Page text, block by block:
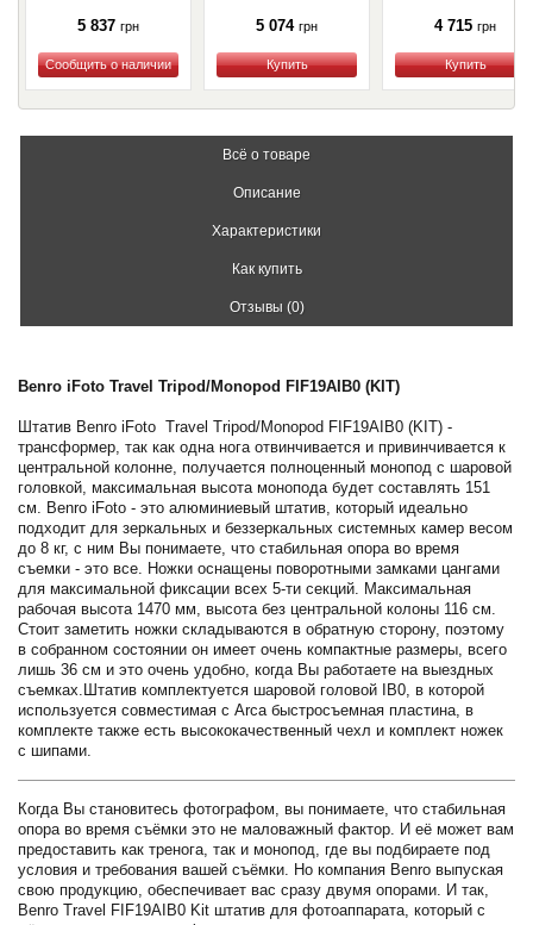
5 837 грн
Купить
5 074 грн
Купить
4 715 грн
Купить
Всё о товаре
Описание
Характеристики
Как купить
Отзывы (0)
Benro iFoto Travel Tripod/Monopod FIF19AIB0 (KIT)
Штатив Benro iFoto Travel Tripod/Monopod FIF19AIB0 (KIT) -
трансформер, так как одна нога отвинчивается и привинчивается к
центральной колонне, получается полноценный монопод с шаровой
головкой, максимальная высота монопода будет составлять 151
см. Benro iFoto - это алюминиевый штатив, который идеально
подходит для зеркальных и беззеркальных системных камер весом
до 8 кг, с ним Вы понимаете, что стабильная опора во время
съемки - это все. Ножки оснащены поворотными замками цангами
для максимальной фиксации всех 5-ти секций. Максимальная
рабочая высота 1470 мм, высота без центральной колоны 116 см.
Стоит заметить ножки складываются в обратную сторону, поэтому
в собранном состоянии он имеет очень компактные размеры, всего
лишь 36 см и это очень удобно, когда Вы работаете на выездных
съемках.Штатив комплектуется шаровой головой IB0, в которой
используется совместимая с Arca быстросъемная пластина, в
комплекте также есть высококачественный чехл и комплект ножек
с шипами.
Когда Вы становитесь фотографом, вы понимаете, что стабильная
опора во время съёмки это не маловажный фактор. И её может вам
предоставить как тренога, так и монопод, где вы подбираете под
условия и требования вашей съёмки. Но компания Benro выпуская
свою продукцию, обеспечивает вас сразу двумя опорами. И так,
Benro Travel FIF19AIB0 Kit штатив для фотоаппарата, который с